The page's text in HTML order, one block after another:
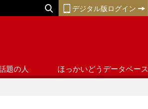
デジタル版ログイン
題の人 ほっかいどうデータベース